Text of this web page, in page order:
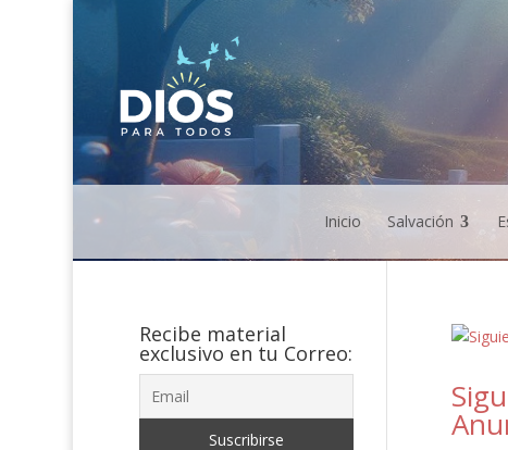
Inicio Salvación
Recibe material
exclusivo en tu Correo: